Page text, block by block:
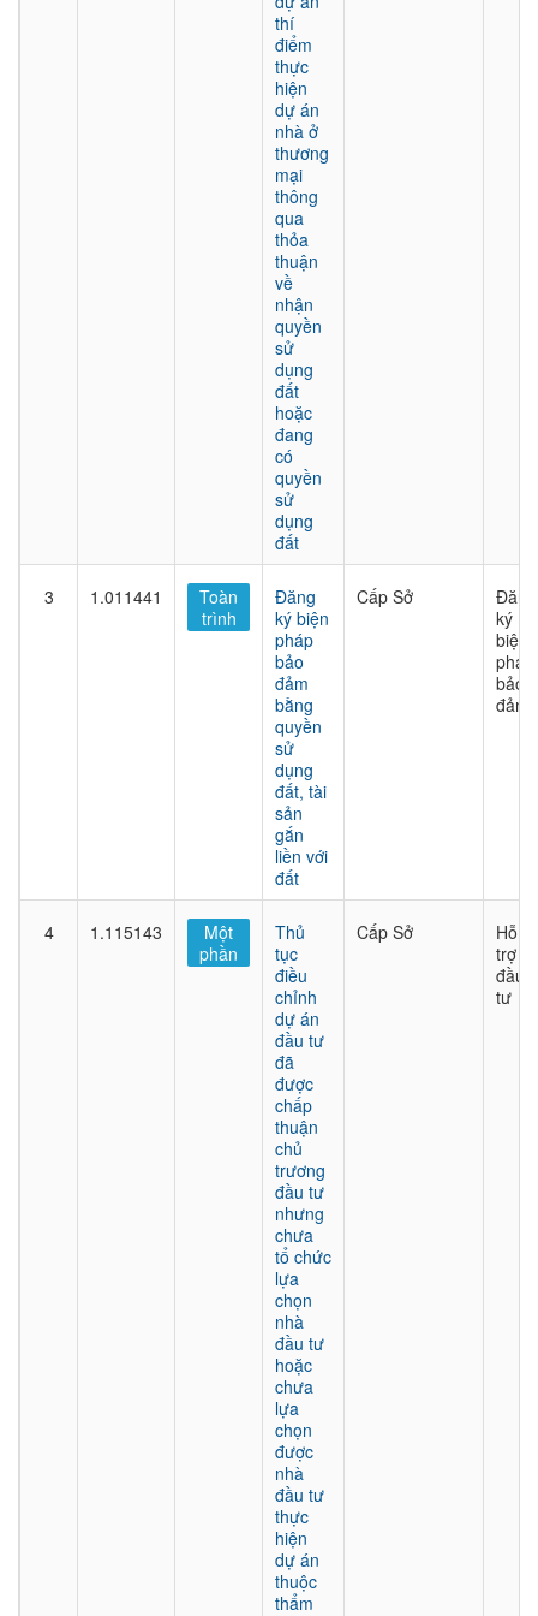
thí
điểm
thực
hiện
dự án
nhà ở
thương
mại
thông
qua
thỏa
thuận
về
nhận
quyền
sử
dụng
đất
hoặc
đang
có
quyền
sử
dụng
đất
3 1.011441
Toàn
trình
Đăng
ký biện
pháp
bảo
đảm
bằng
quyền
sử
dụng
đất, tài
sản
gắn
liền với
đất
Cấp Sở
Đăng
ký
biện
pháp
bảo
đảm
4 1.115143
Một
phần
Thủ
tục
điều
chỉnh
dự án
đầu tư
đã
được
chấp
thuận
chủ
trương
đầu tư
nhưng
chưa
tổ chức
lựa
chọn
nhà
đầu tư
hoặc
chưa
lựa
chọn
được
nhà
đầu tư
thực
hiện
dự án
thuộc
thẩm
Cấp Sở
Hỗ
trợ
đầu
tư